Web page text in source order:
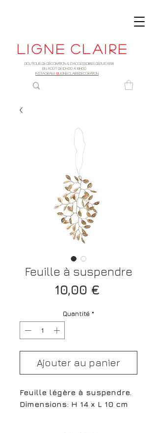
Ligne claire
Boutique de décoration & d'accessoires depuis 1998
EN AOûT DE 10h00 à 18H00
INSTAGRAM: @LIGNECLAIREDECORATION
Feuille à suspendre
10,00 €
Quantité *
Ajouter au panier
Feuille légère à suspendre.
Dimensions: H 14 x L 10 cm